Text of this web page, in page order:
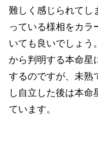
難しく感じられてし
っている様相をカラ
いても良いでしょう
から判明する本命星
するのですが、未熟
し自立した後は本命
ています。